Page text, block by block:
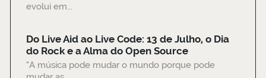
evolui em...
Do Live Aid ao Live Code: 13 de Julho, o Dia
do Rock e a Alma do Open Source
“A música pode mudar o mundo porque pode